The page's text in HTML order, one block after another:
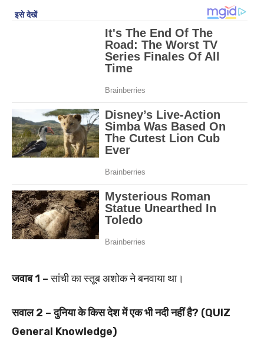
जवाब 1 –सांची का स्तूब अशोक ने बनवाया था।
सवाल 2 – दुनिया के किस देश में एक भी नदी नहीं है? (QUIZ
General Knowledge)